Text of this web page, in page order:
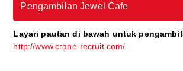
Pengambilan Jewel Cafe
Layari pautan di bawah untuk
http://www.crane-recruit.com/